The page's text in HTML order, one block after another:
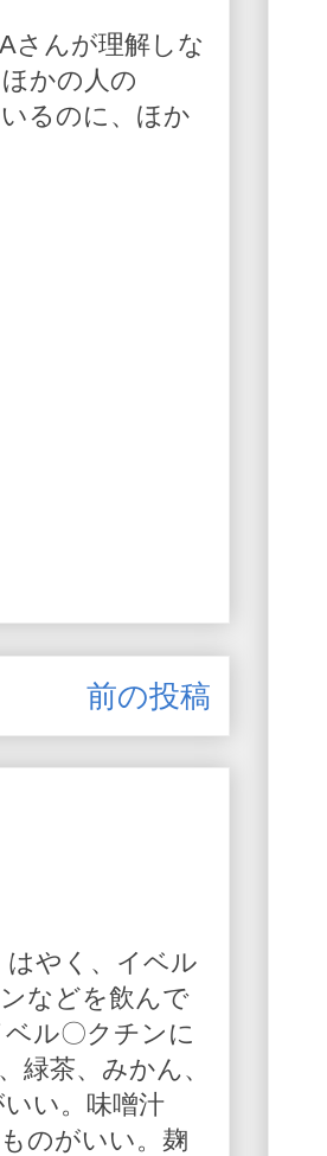
さんが理解しな
かの人の
るのに、ほか
前の投稿
やく、イベル
などを飲んで
ル〇クチンに
緑茶、みかん、
い。味噌汁
のがいい。麹